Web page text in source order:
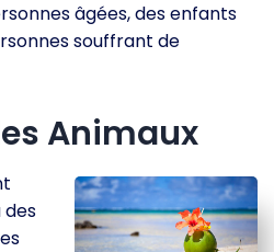
âgées, des enfants
souffrant de
Animaux